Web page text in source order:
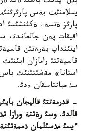
يسلامنئث بةس
پارئز ةتسة، ةكئنشئسئ
اقيقات پةن جالعاندئ،
ايقئنداپ بةرةتئن
قاسيةتتئ رامازان
استانا» مةشئتئنئث باس
سذحباتتاسقان ةدئ.
- قذرمةتتئ قاليجان
قالدئ. وسئ رةتتة
ءيسئ مذسئلمان ذممةتئنة